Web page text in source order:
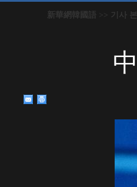
新華網韓國語 >> 기사